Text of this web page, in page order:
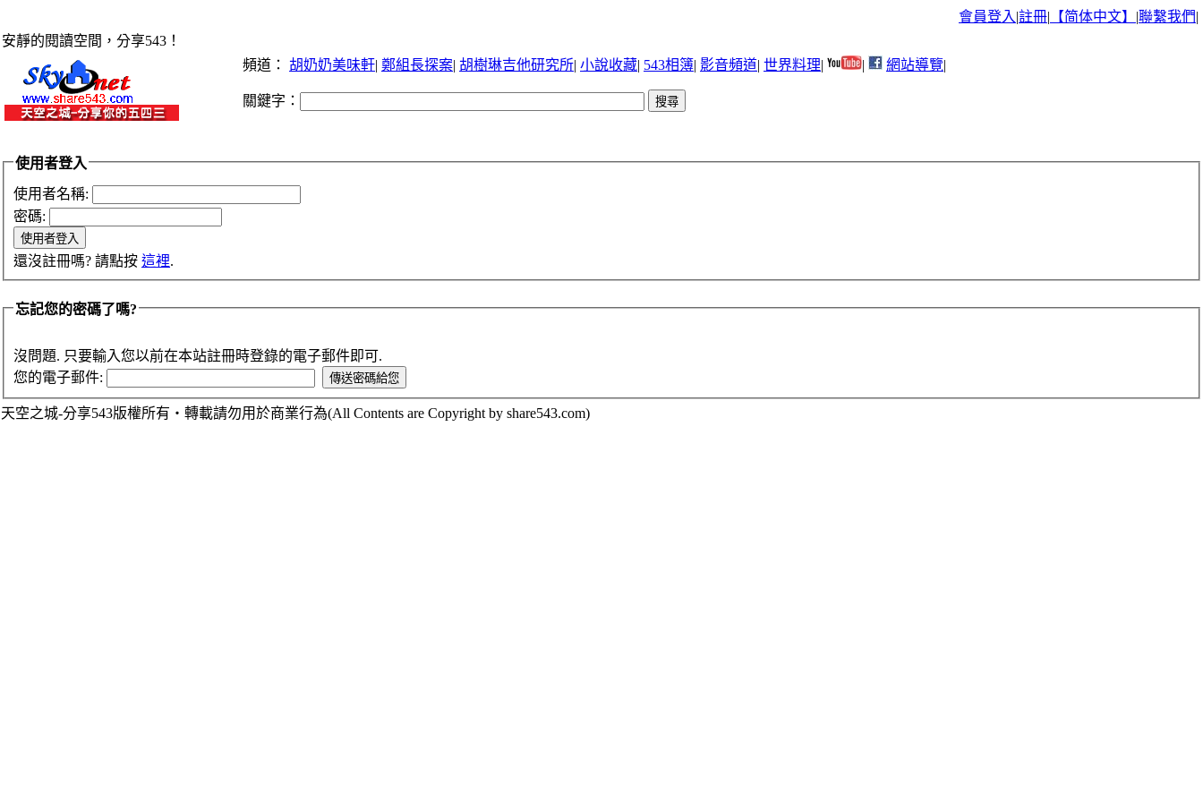
會員登入 |註冊| 【简体中文】 |聯繫我們|
安靜的閱讀空間，分享543！
頻道： 胡奶奶美味軒| 鄭組長探案| 胡樹琳吉他研究所| 小說收藏| 543相簿| 影音頻道| 世界料理| | 網站導覽|
關鍵字：
使用者登入
使用者名稱:
密碼:
還沒註冊嗎? 請點按 這裡.
忘記您的密碼了嗎?
沒問題. 只要輸入您以前在本站註冊時登錄的電子郵件即可.
您的電子郵件:
天空之城-分享543版權所有‧轉載請勿用於商業行為(All Contents are Copyright by share543.com)